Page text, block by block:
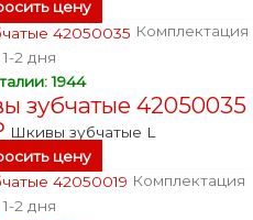
цену
Комплектация
1-2 дня
1944
зубчатые 42050035
Шкивы зубчатые L
цену
Комплектация
1-2 дня